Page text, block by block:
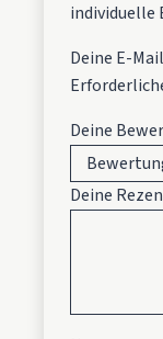
individuelle
Deine E-
Deine
Deine